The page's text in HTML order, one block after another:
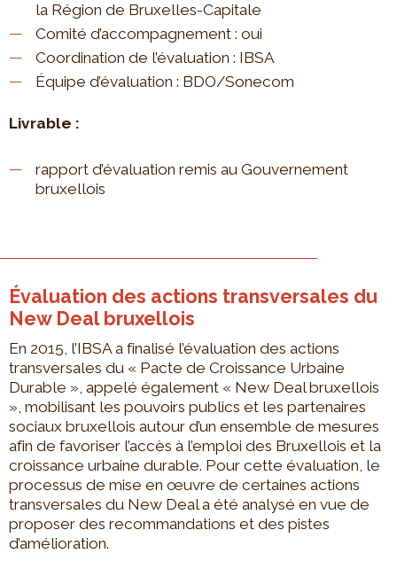
la Région de Bruxelles-Capitale
Comité d’accompagnement : oui
Coordination de l’évaluation : IBSA
Équipe d’évaluation : BDO/Sonecom
Livrable :
rapport d’évaluation remis au Gouvernement
bruxellois
Évaluation des actions transversales du
New Deal bruxellois
En 2015, l’IBSA a finalisé l’évaluation des actions
transversales du « Pacte de Croissance Urbaine
Durable », appelé également « New Deal bruxellois
», mobilisant les pouvoirs publics et les partenaires
sociaux bruxellois autour d’un ensemble de mesures
afin de favoriser l’accès à l’emploi des Bruxellois et la
croissance urbaine durable. Pour cette évaluation, le
processus de mise en œuvre de certaines actions
transversales du New Deal a été analysé en vue de
proposer des recommandations et des pistes
d’amélioration.